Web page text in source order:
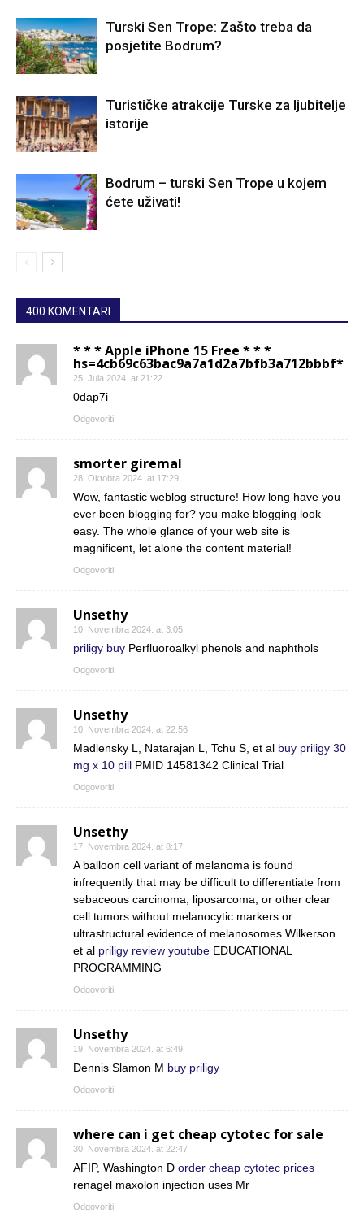
Turski Sen Trope: Zašto treba da
posjetite Bodrum?
Turističke atrakcije Turske za ljubitelje
istorije
Bodrum – turski Sen Trope u kojem
ćete uživati!
400 KOMENTARI
* * * Apple iPhone 15 Free * * *
hs=4cb69c63bac9a7a1d2a7bfb3a712bbbf*
25. Jula 2024. at 21:22
0dap7i
Odgovoriti
smorter giremal
28. Oktobra 2024. at 17:29
Wow, fantastic weblog structure! How long have you
ever been blogging for? you make blogging look
easy. The whole glance of your web site is
magnificent, let alone the content material!
Odgovoriti
Unsethy
10. Novembra 2024. at 3:05
priligy buy Perfluoroalkyl phenols and naphthols
Odgovoriti
Unsethy
10. Novembra 2024. at 22:56
Madlensky L, Natarajan L, Tchu S, et al buy priligy 30
mg x 10 pill PMID 14581342 Clinical Trial
Odgovoriti
Unsethy
17. Novembra 2024. at 8:17
A balloon cell variant of melanoma is found
infrequently that may be difficult to differentiate from
sebaceous carcinoma, liposarcoma, or other clear
cell tumors without melanocytic markers or
ultrastructural evidence of melanosomes Wilkerson
et al priligy review youtube EDUCATIONAL
PROGRAMMING
Odgovoriti
Unsethy
19. Novembra 2024. at 6:49
Dennis Slamon M buy priligy
Odgovoriti
where can i get cheap cytotec for sale
30. Novembra 2024. at 22:47
AFIP, Washington D order cheap cytotec prices
renagel maxolon injection uses Mr
Odgovoriti